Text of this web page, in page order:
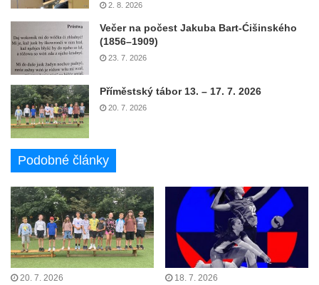
2. 8. 2026
Večer na počest Jakuba Bart-Ćišinského
(1856–1909)
23. 7. 2026
Příměstský tábor 13. – 17. 7. 2026
20. 7. 2026
Podobné články
20. 7. 2026 18. 7. 2026